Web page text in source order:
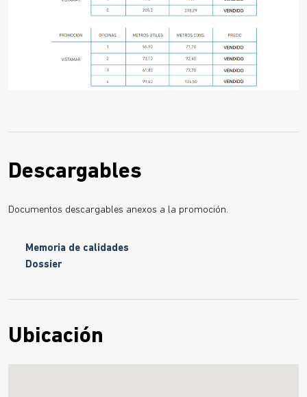
Descargables
Documentos descargables anexos a la promoción.
Memoria de calidades
Dossier
Ubicación